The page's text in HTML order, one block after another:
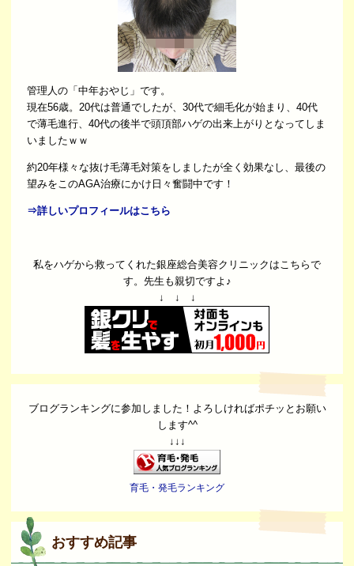
管理人の「中年おやじ」です。
現在56歳。20代は普通でしたが、30代で細毛化が始まり、40代
で薄毛進行、40代の後半で頭頂部ハゲの出来上がりとなってしま
いましたｗｗ
約20年様々な抜け毛薄毛対策をしましたが全く効果なし、最後の
望みをこのAGA治療にかけ日々奮闘中です！
⇒詳しいプロフィールはこちら
私をハゲから救ってくれた銀座総合美容クリニックはこちらで
す。先生も親切ですよ♪
↓ ↓ ↓
ブログランキングに参加しました！よろしければポチッとお願い
します^^
↓↓↓
育毛・発毛ランキング
おすすめ記事